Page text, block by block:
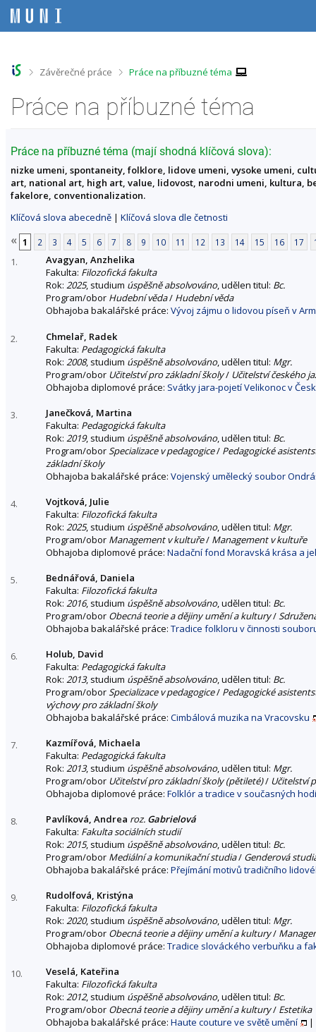
e
e
e
e
>Závěrečné práce >
Práce na příbuzné téma
Práce na příbuzné téma
Práce na příbuzné téma (mají shodná klíčová slova):
nizke umeni, spontaneity, folklore, lidove umeni, vysoke umeni,
art, national art, high art, value, lidovost, narodni umeni, kultura,
fakelore, conventionalization.
Klíčová slova abecedně | Klíčová slova dle četnosti
« 1 2 3 4 5 6 7 8 9 10 11 12 13 14 15 16 17
1.
Avagyan, Anzhelika
Fakulta: Filozofická fakulta
Rok: 2025, studium úspěšně absolvováno, udělen titul: Bc.
Program/obor Hudební věda/ Hudební věda
Obhajoba bakalářské práce: Vývoj zájmu o lidovou píseň v
2.
Chmelař, Radek
Fakulta: Pedagogická fakulta
Rok: 2008, studium úspěšně absolvováno, udělen titul: Mgr.
Program/obor Učitelství pro základní školy/ Učitelství českého
Obhajoba diplomové práce: Svátky jara-pojetí Velikonoc v
3.
Janečková, Martina
Fakulta: Pedagogická fakulta
Rok: 2019, studium úspěšně absolvováno, udělen titul: Bc.
Program/oborSpecializace v pedagogice/ Pedagogické
základní školy
Obhajoba bakalářské práce: Vojenský umělecký soubor
4.
Vojtková, Julie
Fakulta: Filozofická fakulta
Rok: 2025, studium úspěšně absolvováno, udělen titul: Mgr.
Program/obor Management v kultuře/ Management v kultuře
Obhajoba diplomové práce: Nadační fond Moravská krása a
5.
Bednářová, Daniela
Fakulta: Filozofická fakulta
Rok: 2016, studium úspěšně absolvováno, udělen titul: Bc.
Program/obor Obecná teorie a dějiny umění a kultury/
Obhajoba bakalářské práce: Tradice folkloru v činnosti
6.
Holub, David
Fakulta: Pedagogická fakulta
Rok: 2013, studium úspěšně absolvováno, udělen titul: Bc.
Program/oborSpecializace v pedagogice/ Pedagogické
výchovy pro základní školy
Obhajoba bakalářské práce: Cimbálová muzika na Vracovsku
7.
Kazmířová, Michaela
Fakulta: Pedagogická fakulta
Rok: 2013, studium úspěšně absolvováno, udělen titul: Mgr.
Program/obor Učitelství pro základní školy (pětileté)/ Učitelství
Obhajoba diplomové práce: Folklór a tradice v současných
8. Pavlíková, Andrea roz. Gabrielová
Fakulta: Fakulta sociálních studií
Rok: 2015, studium úspěšně absolvováno, udělen titul: Bc.
Program/obor Mediální a komunikační studia/ Genderová
Obhajoba bakalářské práce: Přejímání motivů tradičního
9.
Rudolfová, Kristýna
Fakulta: Filozofická fakulta
Rok: 2020, studium úspěšně absolvováno, udělen titul: Mgr.
Program/obor Obecná teorie a dějiny umění a kultury/
Obhajoba diplomové práce: Tradice slováckého verbuňku a
10.
Veselá, Kateřina
Fakulta: Filozofická fakulta
Rok: 2012, studium úspěšně absolvováno, udělen titul: Bc.
Program/obor Obecná teorie a dějiny umění a kultury/ Estetika
Obhajoba bakalářské práce: Haute couture ve světě umění |